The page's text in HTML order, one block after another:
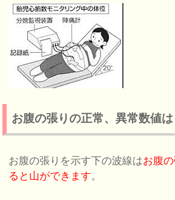
お腹の張りの正常、異常数値は
お腹の張りを示す下の波線はお腹
ると山ができます。